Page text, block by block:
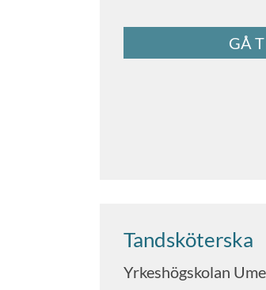
GÅ
Tandsköterska
Yrkeshögskolan